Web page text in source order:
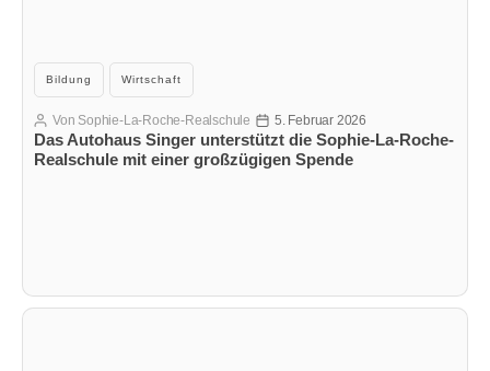
Kategorien
Bildung Wirtschaft
Das Autohaus Singer unterstützt die Sophie-La-Roche-
Realschule mit einer großzügigen Spende
Beitragsautor
Von Sophie-La-Roche-Realschule Veröffentlichungsdatum
5. Februar 2026